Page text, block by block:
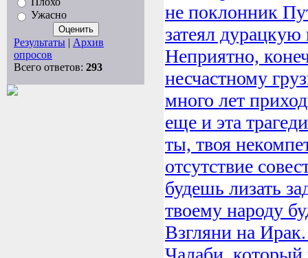
Ужасно
Результаты | Архив
опросов
Всего ответов: 293
не поклонник
затеял дурацкую
Неприятно,
несчастному
много лет
еще и эта
ты, твоя
отсутствие
будешь лизать
твоему народу
Взгляни на